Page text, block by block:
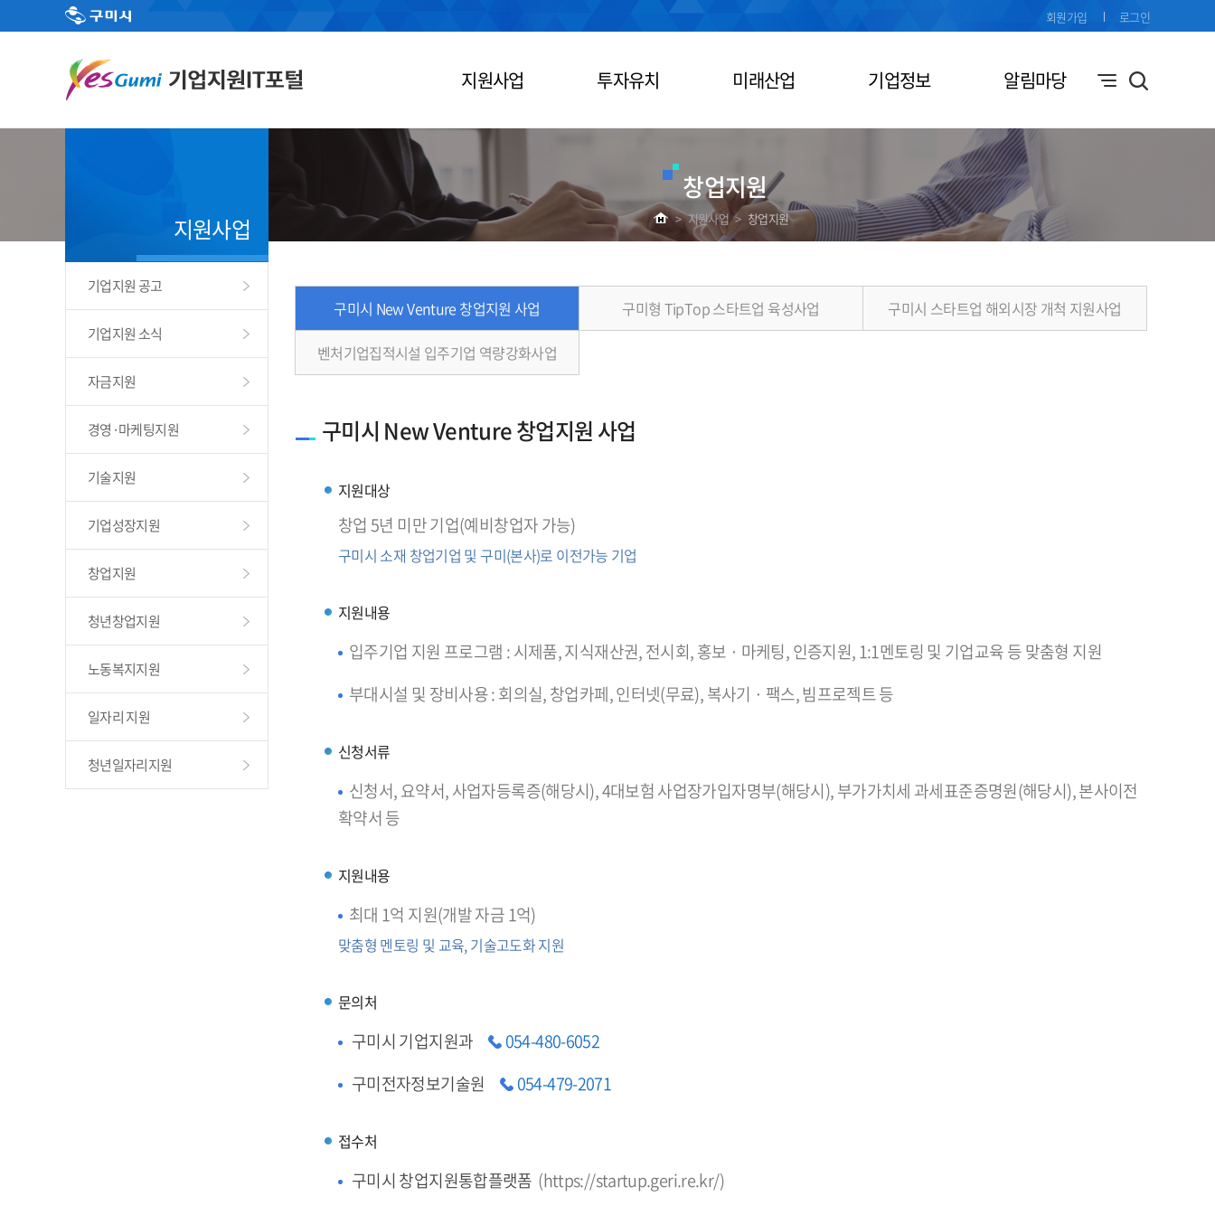
지원사업 투자유치 미래산업 기업정보 알림마당
회원가입 로그인
창업지원
> 지원사업 > 창업지원
지원사업
기업지원 공고
기업지원 소식
자금지원
경영·마케팅지원
기술지원
기업성장지원
창업지원
청년창업지원
노동복지지원
일자리 지원
청년일자리지원
구미시 New Venture 창업지원 사업 구미형 TipTop 스타트업 육성사업 구미시 스타트업 해외시장 개척 지원사업
벤처기업집적시설 입주기업 역량강화사업
구미시 New Venture 창업지원 사업
지원대상
창업 5년 미만 기업(예비창업자 가능)
구미시 소재 창업기업 및 구미(본사)로 이전가능 기업
지원내용
입주기업 지원 프로그램 : 시제품, 지식재산권, 전시회, 홍보 · 마케팅, 인증지원, 1:1멘토링 및 기업교육 등 맞춤형 지원
부대시설 및 장비사용 : 회의실, 창업카페, 인터넷(무료), 복사기 · 팩스, 빔프로젝트 등
신청서류
신청서, 요약서, 사업자등록증(해당시), 4대보험 사업장가입자명부(해당시), 부가가치세 과세표준증명원(해당시), 본사이전
확약서 등
지원내용
최대 1억 지원(개발 자금 1억)
맞춤형 멘토링 및 교육, 기술고도화 지원
문의처
구미시 기업지원과
054-480-6052
구미전자정보기술원
054-479-2071
접수처
구미시 창업지원통합플랫폼 (https://startup.geri.re.kr/)